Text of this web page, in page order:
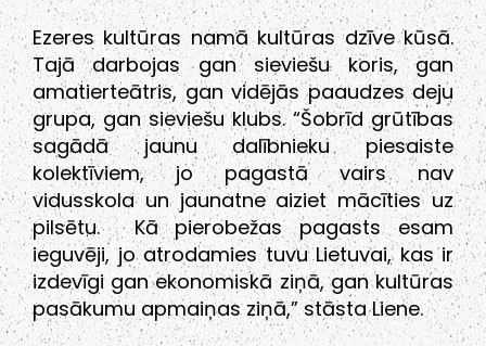
Ezeres kultūras namā kultūras dzīve kūsā.
Tajā darbojas gan sieviešu koris, gan
amatierteātris, gan vidējās paaudzes deju
grupa, gan sieviešu klubs. “Šobrīd grūtības
sagādā jaunu dalībnieku piesaiste
kolektīviem, jo pagastā vairs nav
vidusskola un jaunatne aiziet mācīties uz
pilsētu. Kā pierobežas pagasts esam
ieguvēji, jo atrodamies tuvu Lietuvai, kas ir
izdevīgi gan ekonomiskā ziņā, gan kultūras
pasākumu apmaiņas ziņā,” stāsta Liene.